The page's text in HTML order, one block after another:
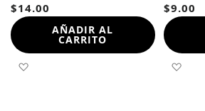
$14.00
AÑADIR AL
CARRITO
AÑADIR A LA LISTA DE DESEOS
$9.00